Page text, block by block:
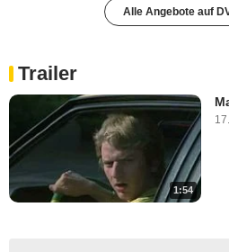
Alle Angebote auf
Trailer
1:54